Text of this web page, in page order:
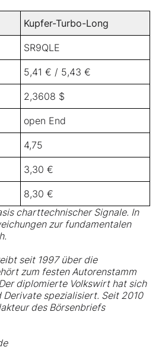
Kupfer-Turbo-Long
SR9QLE
5,41 € / 5,43 €
2,3608 $
open End
4,75
3,30 €
8,30 €
charttechnischer Signale. In
zur fundamentalen
seit 1997 über die
zum festen Autorenstamm
Der diplomierte Volkswirt hat sich
spezialisiert. Seit 2010
des Börsenbriefs